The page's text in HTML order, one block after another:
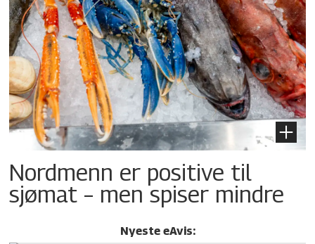
Nordmenn er positive til
sjømat – men spiser mindre
Nyeste eAvis: